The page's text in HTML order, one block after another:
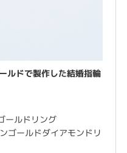
ルドで製作した結婚指輪
ールドリング
ゴールドダイアモンドリ